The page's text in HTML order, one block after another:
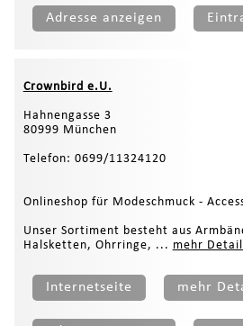
Adresse anzeigen
Crownbird e.U.
Hahnengasse 3
80999 München
Telefon: 0699/11324120
Onlineshop für Modeschmuck -
Unser Sortiment besteht aus
Halsketten, Ohrringe, ... mehr
Internetseite mehr